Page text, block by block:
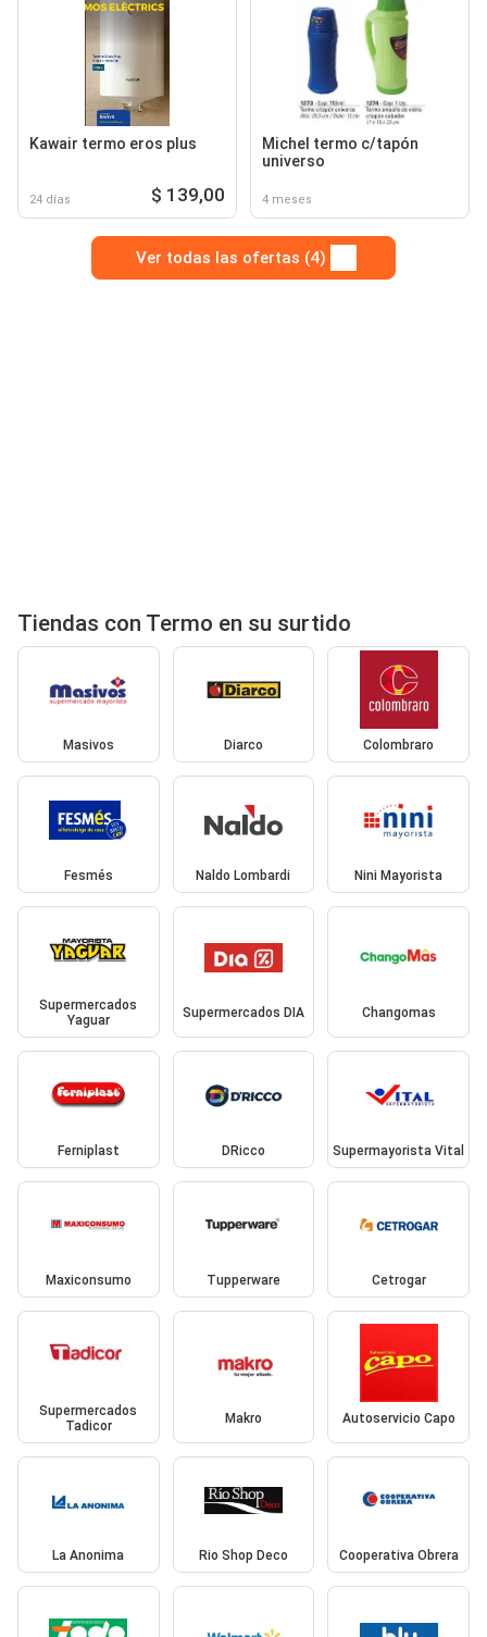
Kawair termo eros plus
24 días $ 139,00
Michel termo c/tapón
universo
4 meses
Ver todas las ofertas (4)
Tiendas con Termo en su surtido
Masivos Diarco Colombraro
Fesmés Naldo Lombardi Nini Mayorista
Supermercados
Yaguar
Supermercados DIA Changomas
Ferniplast DRicco Supermayorista Vital
Maxiconsumo Tupperware Cetrogar
Supermercados
Tadicor
Makro Autoservicio Capo
La Anonima Rio Shop Deco Cooperativa Obrera